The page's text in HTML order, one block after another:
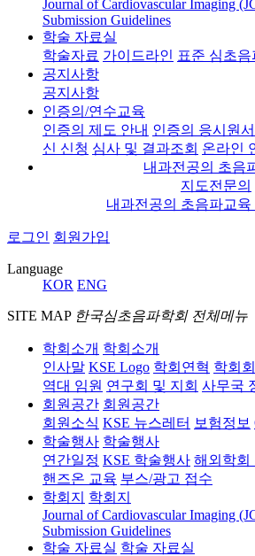
Journal of Cardiovascular Imaging
Submission Guidelines
학술 자료실
학술자료 가이드라인 표준 심초
공지사항
공지사항
인증의/연수교육
인증의 제도 안내 인증의 응시원
신 신청 심사 및 결과조회 온라인
내과전공의 초음
지도전문의
내과전공의 초음파교육
로그인 회원가입
Language
KOR ENG
SITE MAP 한국심초음파학회 전체메뉴
학회소개 학회소개
인사말 KSE Logo 학회연혁 학회
역대 임원 연구회 및 지회 사무국
회원공간 회원공간
회원소식 KSE 뉴스레터 보험정보
학술행사 학술행사
연간일정 KSE 학술행사 해외학회
핸즈온 교육 부스/광고 접수
학회지
학회지
Journal of Cardiovascular Imaging
Submission Guidelines
학술 자료실 학술 자료실